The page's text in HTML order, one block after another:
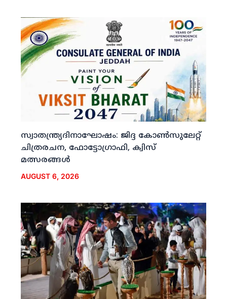
സ്വാതന്ത്ര്യദിനാഘോഷം: ജിദ്ദ കോണ്‍സുലേറ്റ്
ചിത്രരചന, ഫോട്ടോഗ്രാഫി, ക്വിസ്
മത്സരങ്ങള്‍
AUGUST 6, 2026